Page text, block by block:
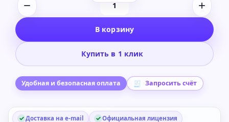
Количество
Universal
Century
Channel
UAD
В корзину
Купить в 1 клик
Удобная и безопасная оплата Запросить счёт
Доставка на e-mail
Официальная лицензия